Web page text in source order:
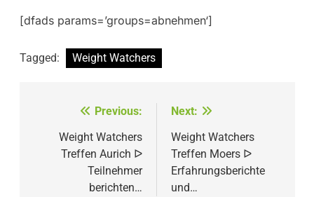
[dfads params=’groups=abnehmen‘]
Tagged: Weight Watchers
Beitragsnavigation
Previous:
Weight Watchers
Treffen Aurich ᐅ
Teilnehmer
berichten…
Next:
Weight Watchers
Treffen Moers ᐅ
Erfahrungsberichte
und…